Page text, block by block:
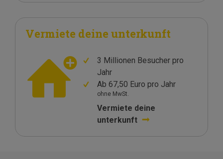
Vermiete deine unterkunft
3 Millionen Besucher pro
Jahr
Ab 67,50 Euro pro Jahr
ohne MwSt.
Vermiete deine
unterkunft